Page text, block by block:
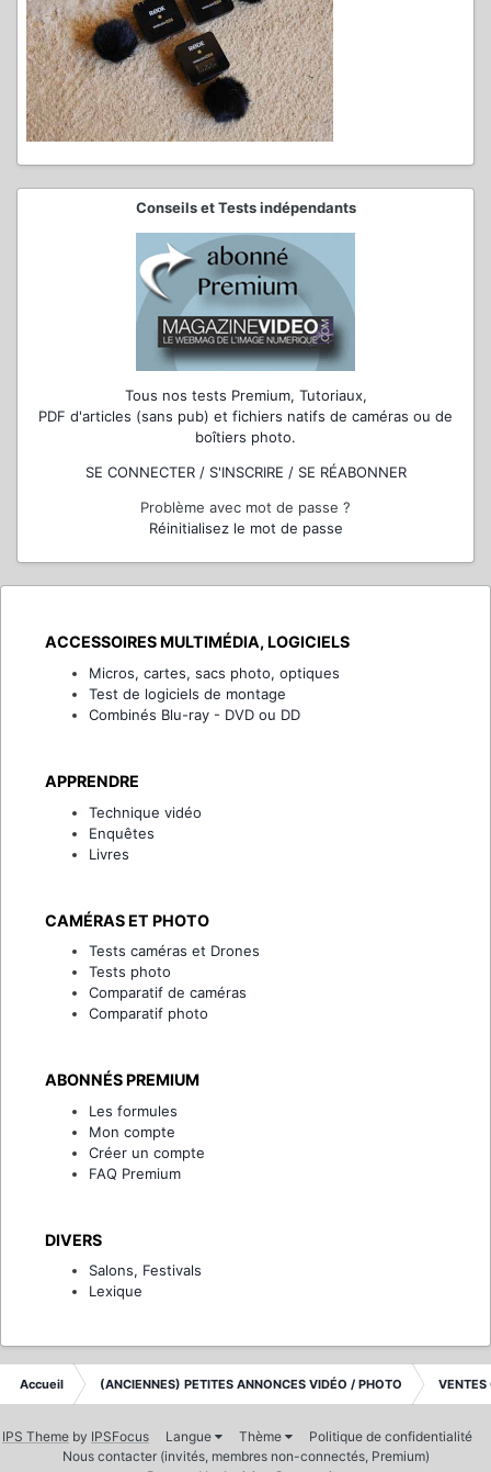
Conseils et Tests indépendants
Tous nos tests Premium, Tutoriaux,
PDF d'articles (sans pub) et fichiers natifs de caméras ou de
boîtiers photo.
SE CONNECTER / S'INSCRIRE / SE RÉABONNER
Problème avec mot de passe ?
Réinitialisez le mot de passe
ACCESSOIRES MULTIMÉDIA, LOGICIELS
Micros, cartes, sacs photo, optiques
Test de logiciels de montage
Combinés Blu-ray - DVD ou DD
APPRENDRE
Technique vidéo
Enquêtes
Livres
CAMÉRAS ET PHOTO
Tests caméras et Drones
Tests photo
Comparatif de caméras
Comparatif photo
ABONNÉS PREMIUM
Les formules
Mon compte
Créer un compte
FAQ Premium
DIVERS
Salons, Festivals
Lexique
Accueil (ANCIENNES) PETITES ANNONCES VIDÉO / PHOTO VENTES
IPS Theme by IPSFocus Langue Thème
Politique de confidentialité
Nous contacter (invités, membres non-connectés, Premium)